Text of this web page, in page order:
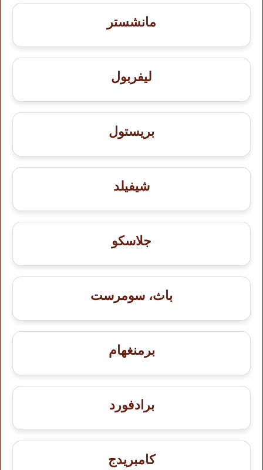
مانشستر
ليفربول
بريستول
شيفيلد
جلاسكو
باث، سومرست
برمنغهام
برادفورد
كامبريدج